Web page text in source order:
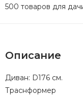
500 товаров для
Описание
Диван: D176 см.
Траснформер